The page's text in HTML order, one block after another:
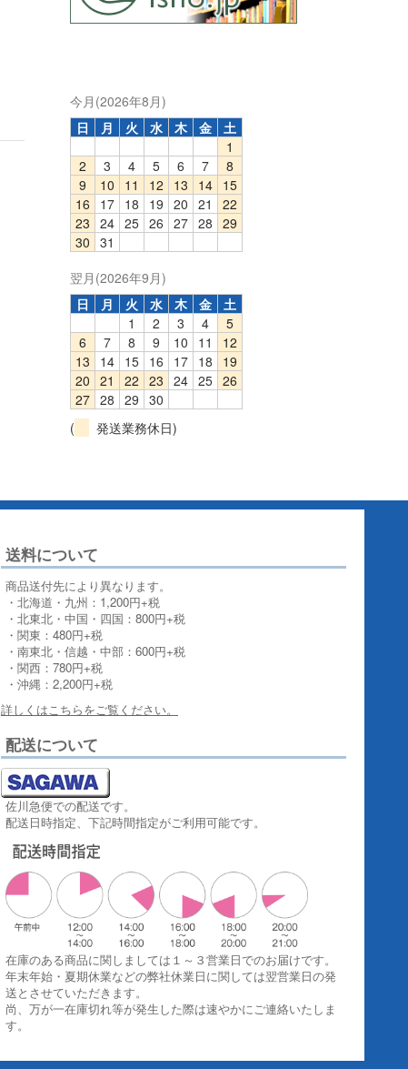
今月(2026年8月)
日
月 火 水 木 金
土
1
2
3 4 5 6 7
8
9
10 11 12 13 14 15
16
17 18 19 20 21
22
23 24 25 26 27 28 29
30 31
翌月(2026年9月)
日
月 火 水 木 金
土
1
2 3 4
5
6
7 8 9 10 11
12
13
14 15 16 17 18
19
20 21 22 23 24 25 26
27 28 29 30
(
発送業務休日)
送料について
商品送付先により異なります。
・北海道・九州：1,200円+税
・北東北・中国・四国：800円+税
・関東：480円+税
・南東北・信越・中部：600円+税
・関西：780円+税
・沖縄：2,200円+税
詳しくはこちらをご覧ください。
配送について
佐川急便での配送です。
配送日時指定、下記時間指定がご利用可能です。
在庫のある商品に関しましては１～３営業日でのお届けです。
年末年始・夏期休業などの弊社休業日に関しては翌営業日の発
送とさせていただきます。
尚、万が一在庫切れ等が発生した際は速やかにご連絡いたしま
す。